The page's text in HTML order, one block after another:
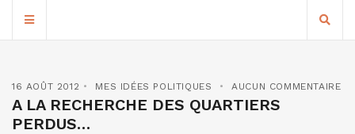
16 AOÛT 2012 MES IDÉES POLITIQUES AUCUN COMMENTAIRE
A LA RECHERCHE DES QUARTIERS
PERDUS…